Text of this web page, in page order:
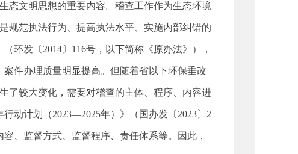
态文明思想的重要内容。稽查工作作为生态环境
规范执法行为、提高执法水平、实施内部纠错的
环发〔2014〕116号，以下简称《原办法》），
件办理质量明显提高。但随着省以下环保垂改
了较大变化，需要对稽查的主体、程序、内容进
动计划（2023—2025年）》（国办发〔2023〕2
、监督方式、监督程序、责任体系等。因此，